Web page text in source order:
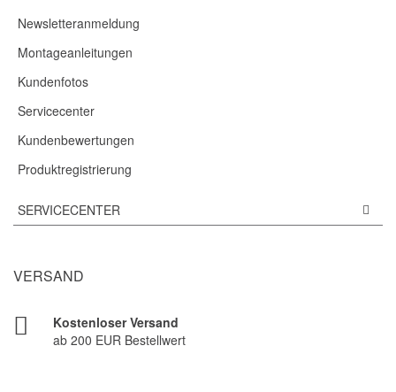
Newsletteranmeldung
Montageanleitungen
Kundenfotos
Servicecenter
Kundenbewertungen
Produktregistrierung
SERVICECENTER
VERSAND
Kostenloser Versand
ab 200 EUR Bestellwert